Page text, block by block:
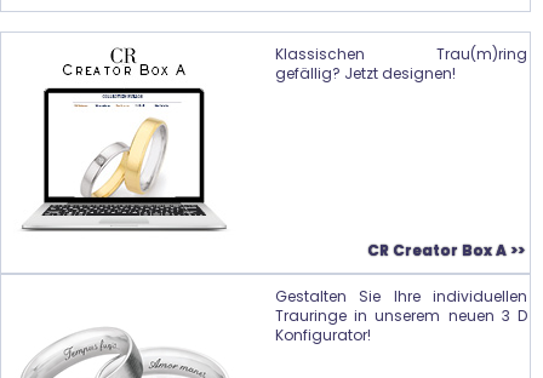
Klassischen Trau(m)ring
gefällig? Jetzt designen!
CR Creator Box A >>
Gestalten Sie Ihre individuellen
Trauringe in unserem neuen 3 D
Konfigurator!